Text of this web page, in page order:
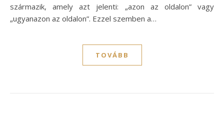
származik, amely azt jelenti: „azon az oldalon” vagy
„ugyanazon az oldalon”. Ezzel szemben a…
TOVÁBB